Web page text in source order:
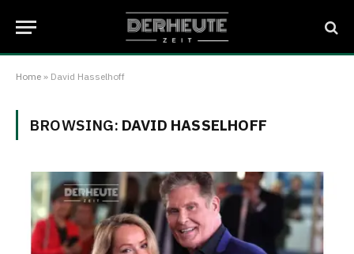
Home » David Hasselhoff
BROWSING: DAVID HASSELHOFF